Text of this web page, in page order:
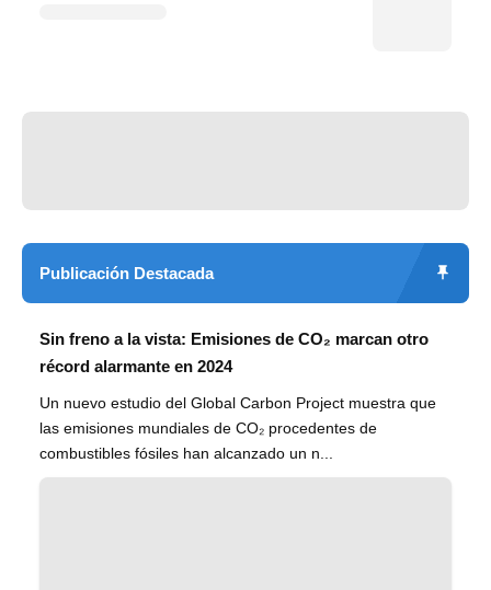
Publicación Destacada
Sin freno a la vista: Emisiones de CO₂ marcan otro
récord alarmante en 2024
Un nuevo estudio del Global Carbon Project muestra que
las emisiones mundiales de CO₂ procedentes de
combustibles fósiles han alcanzado un n...